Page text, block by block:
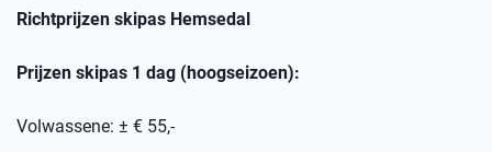
Richtprijzen skipas Hemsedal
Prijzen skipas 1 dag (hoogseizoen):
Volwassene: ± € 55,-